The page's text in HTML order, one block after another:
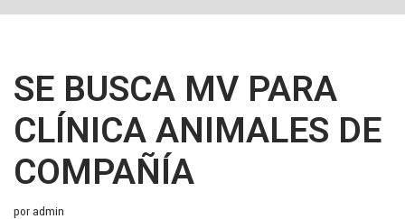
SE BUSCA MV PARA
CLÍNICA ANIMALES DE
COMPAÑÍA
poradmin